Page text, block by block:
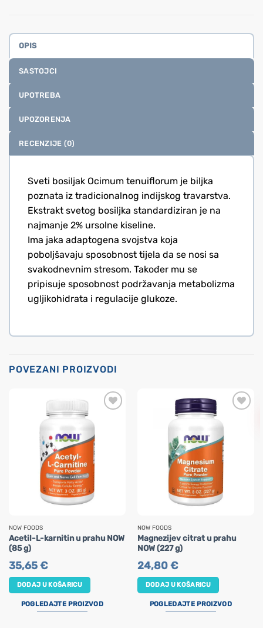
OPIS
SASTOJCI
UPOTREBA
UPOZORENJA
RECENZIJE (0)
Sveti bosiljak Ocimum tenuiflorum je biljka
poznata iz tradicionalnog indijskog travarstva.
Ekstrakt svetog bosiljka standardiziran je na
najmanje 2% ursolne kiseline.
Ima jaka adaptogena svojstva koja
poboljšavaju sposobnost tijela da se nosi sa
svakodnevnim stresom. Također mu se
pripisuje sposobnost podržavanja metabolizma
ugljikohidrata i regulacije glukoze.
POVEZANI PROIZVODI
NOW FOODS
Acetil-L-karnitin u prahu NOW
(85 g)
35,65€
DODAJ U KOŠARICU
POGLEDAJTE PROIZVOD
NOW FOODS
Magnezijev citrat u prahu
NOW (227 g)
24,80€
DODAJ U KOŠARICU
POGLEDAJTE PROIZVOD